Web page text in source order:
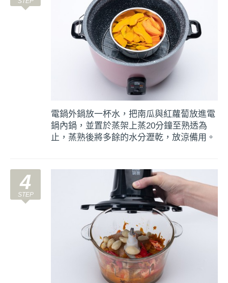
電鍋外鍋放一杯水，把南瓜與紅蘿蔔放進電
鍋內鍋，並置於蒸架上蒸20分鐘至熟透為
止，蒸熟後將多餘的水分瀝乾，放涼備用。
4